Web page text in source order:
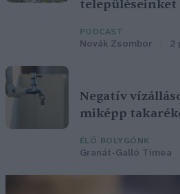
településeinket
PODCAST
Novák Zsombor 2
Negatív
miképp
ÉLŐ BOLYGÓNK
Granát-Galló Tímea